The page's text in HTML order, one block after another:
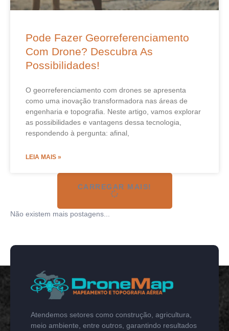
Pode Fazer Georreferenciamento
Com Drone? Descubra As
Possibilidades!
O georreferenciamento com drones se apresenta
como uma inovação transformadora nas áreas de
engenharia e topografia. Neste artigo, vamos explorar
as possibilidades e vantagens dessa tecnologia,
respondendo à pergunta: afinal,
LEIA MAIS »
CARREGAR MAIS!
Não existem mais postagens...
Atendemos setores como construção, agricultura,
meio ambiente, entre outros, garantindo resultados